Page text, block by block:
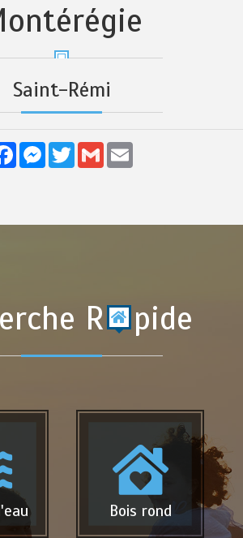
Saint-Rémi
FacebookMessenger
TwitterGmail
R pide
Bois rond